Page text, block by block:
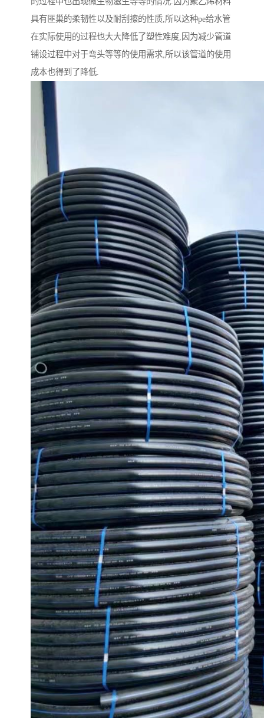
具有匪巢的柔韧性以及耐刮擦的性质,所以这种pe给水管
在实际使用的过程也大大降低了塑性难度,因为减少管道
铺设过程中对于弯头等等的使用需求,所以该管道的使用
成本也得到了降低.